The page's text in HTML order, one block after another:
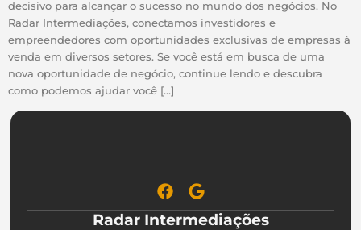
decisivo para alcançar o sucesso no mundo dos negócios. No
Radar Intermediações, conectamos investidores e
empreendedores com oportunidades exclusivas de empresas à
venda em diversos setores. Se você está em busca de uma
nova oportunidade de negócio, continue lendo e descubra
como podemos ajudar você […]
Radar Intermediações